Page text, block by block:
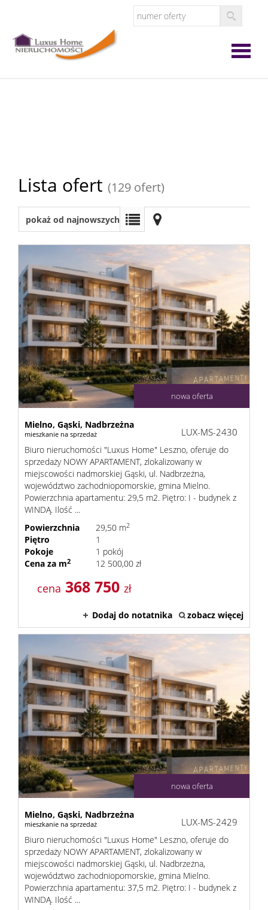
Zgłoś
chęć
kupna
Lista ofert (129 ofert)
pokaż od najnowszych
nowa oferta
Mielno, Gąski, Nadbrzeżna
mieszkanie na sprzedaż LUX-MS-2430
Biuro nieruchomości "Luxus Home" Leszno, oferuje do
sprzedaży NOWY APARTAMENT, zlokalizowany w
miejscowości nadmorskiej Gąski, ul. Nadbrzeżna,
województwo zachodniopomorskie, gmina Mielno.
Powierzchnia apartamentu: 29,5 m2. Piętro: I - budynek z
WINDĄ. Ilość ...
Powierzchnia
29,50 m2
Piętro
1
Pokoje
1 pokój
Cena za m2 12 500,00 zł
cena 368 750 zł
Dodaj do notatnika zobacz więcej
nowa oferta
Mielno, Gąski, Nadbrzeżna
mieszkanie na sprzedaż LUX-MS-2429
Biuro nieruchomości "Luxus Home" Leszno, oferuje do
sprzedaży NOWY APARTAMENT, zlokalizowany w
miejscowości nadmorskiej Gąski, ul. Nadbrzeżna,
województwo zachodniopomorskie, gmina Mielno.
Powierzchnia apartamentu: 37,5 m2. Piętro: I - budynek z
WINDĄ. Ilość ...